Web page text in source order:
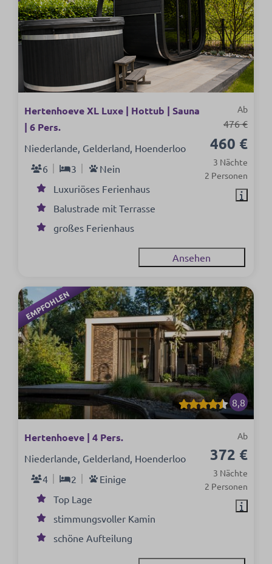
Ab
476 €
460 €
3 Nächte
2 Personen
Hertenhoeve XL Luxe | Hottub | Sauna
| 6 Pers.
Niederlande, Gelderland, Hoenderloo
6
3
Nein
Luxuriöses Ferienhaus
Balustrade mit Terrasse
großes Ferienhaus
Ansehen
EMPFOHLEN
8,8
Ab
372 €
3 Nächte
2 Personen
Hertenhoeve | 4 Pers.
Niederlande, Gelderland, Hoenderloo
4
2
Einige
Top Lage
stimmungsvoller Kamin
schöne Aufteilung